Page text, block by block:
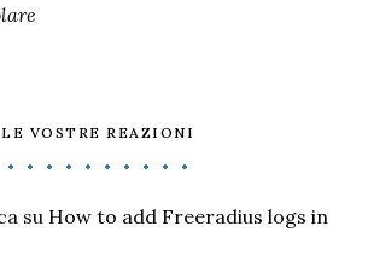
LE VOSTRE REAZIONI
su How to add Freeradius logs in